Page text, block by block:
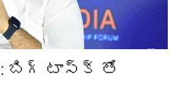
: బిగ్ టాస్క్ తో